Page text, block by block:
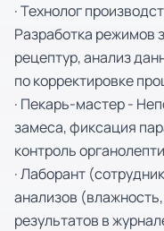
· Технолог
Разработка режимов
рецептур, анализ
по корректировке
· Пекарь-мастер -
замеса, фиксация
контроль
· Лаборант
анализов
результатов в